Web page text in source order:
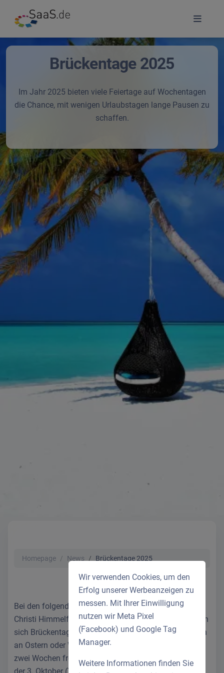
Brückentage 2025
Im Jahr 2025 bieten viele Feiertage auf Wochentagen
die Chance, mit wenigen Urlaubstagen lange Pausen zu
schaffen.
Homepage News Brückentage 2025
Bei den folgenden Feiertagen wie Neujahr, Ostern,
Christi Himmelfahrt, Pfingsten und Weihnachten lassen
sich Brückentage gut nutzen. Beispielsweise kann man
an Ostern oder Weihnachten mit wenigen Tagen bis zu
zwei Wochen frei nehmen. Besonders günstig ist auch
der 3. Oktober (Tag der Deutschen Einheit), der auf
Wir verwenden Cookies, um den
Erfolg unserer Werbeanzeigen zu
messen. Mit Ihrer Einwilligung
nutzen wir Meta Pixel
(Facebook) und Google Tag
Manager.
Weitere Informationen finden Sie